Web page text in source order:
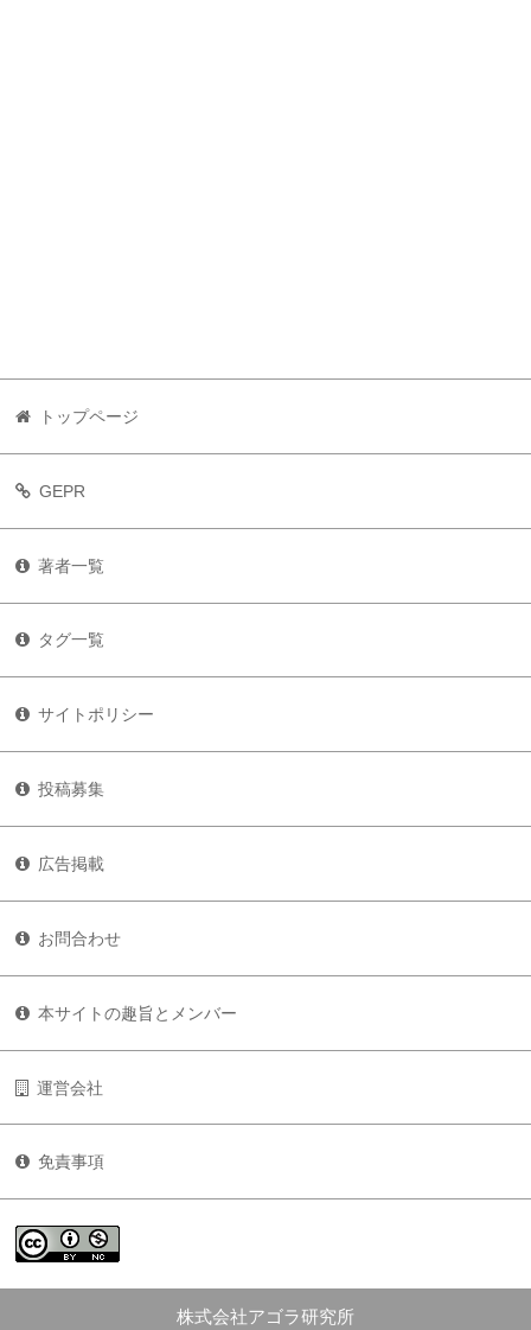
トップページ
GEPR
著者一覧
タグ一覧
サイトポリシー
投稿募集
広告掲載
お問合わせ
本サイトの趣旨とメンバー
運営会社
免責事項
株式会社アゴラ研究所